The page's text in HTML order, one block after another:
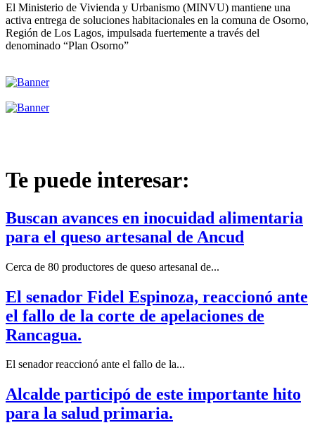
El Ministerio de Vivienda y Urbanismo (MINVU) mantiene una
activa entrega de soluciones habitacionales en la comuna de Osorno,
Región de Los Lagos, impulsada fuertemente a través del
denominado “Plan Osorno”
Te puede interesar:
Buscan avances en inocuidad alimentaria
para el queso artesanal de Ancud
Cerca de 80 productores de queso artesanal de...
El senador Fidel Espinoza, reaccionó ante
el fallo de la corte de apelaciones de
Rancagua.
El senador reaccionó ante el fallo de la...
Alcalde participó de este importante hito
para la salud primaria.